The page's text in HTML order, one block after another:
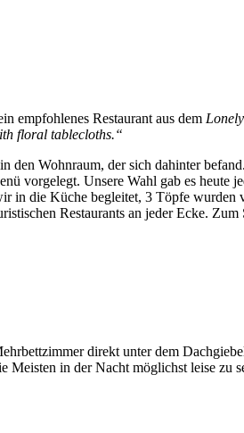
empfohlenes Restaurant aus dem
floral tablecloths.“
Wohnraum, der sich dahinter
vorgelegt. Unsere Wahl gab es heute
die Küche begleitet, 3 Töpfe wurden
Restaurants an jeder Ecke.
direkt unter dem
Meisten in der Nacht möglichst leise